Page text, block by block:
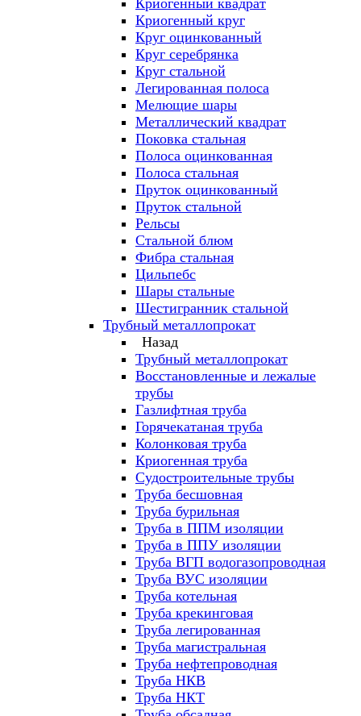
Криогенный квадрат
Криогенный круг
Круг оцинкованный
Круг серебрянка
Круг стальной
Легированная полоса
Мелющие шары
Металлический квадрат
Поковка стальная
Полоса оцинкованная
Полоса стальная
Пруток оцинкованный
Пруток стальной
Рельсы
Стальной блюм
Фибра стальная
Цильпебс
Шары стальные
Шестигранник стальной
Трубный металлопрокат
Назад
Трубный металлопрокат
Восстановленные и лежалые
трубы
Газлифтная труба
Горячекатаная труба
Колонковая труба
Криогенная труба
Судостроительные трубы
Труба бесшовная
Труба бурильная
Труба в ППМ изоляции
Труба в ППУ изоляции
Труба ВГП водогазопроводная
Труба ВУС изоляции
Труба котельная
Труба крекинговая
Труба легированная
Труба магистральная
Труба нефтепроводная
Труба НКВ
Труба НКТ